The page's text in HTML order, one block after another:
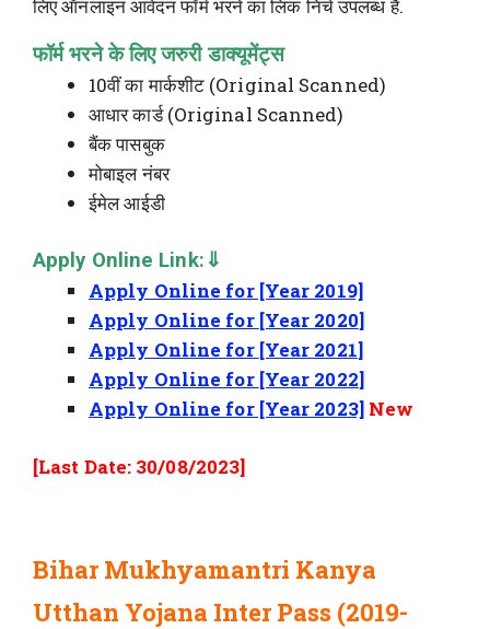
लिए ऑनलाइन आवेदन फॉर्म भरने का लिंक निचे उपलब्ध है.
फॉर्म भरने के लिए जरुरी डाक्यूमेंट्स
10वीं का मार्कशीट (Original Scanned)
आधार कार्ड (Original Scanned)
बैंक पासबुक
मोबाइल नंबर
ईमेल आईडी
Apply Online Link:⇓
Apply Online for [Year 2019]
Apply Online for [Year 2020]
Apply Online for [Year 2021]
Apply Online for [Year 2022]
Apply Online for [Year 2023] New
[Last Date: 30/08/2023]
Bihar Mukhyamantri Kanya
Utthan Yojana Inter Pass (2019-